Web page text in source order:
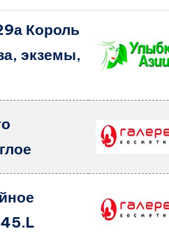
Король
экземы,